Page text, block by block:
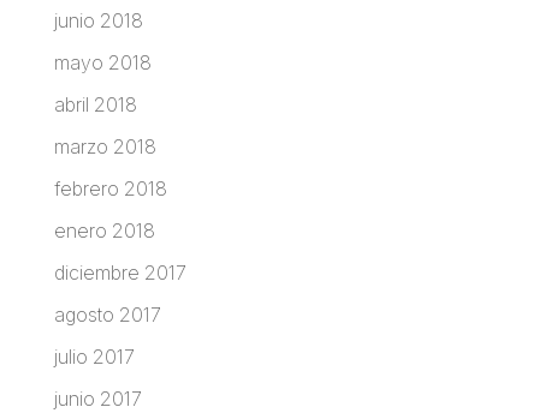
junio 2018
mayo 2018
abril 2018
marzo 2018
febrero 2018
enero 2018
diciembre 2017
agosto 2017
julio 2017
junio 2017